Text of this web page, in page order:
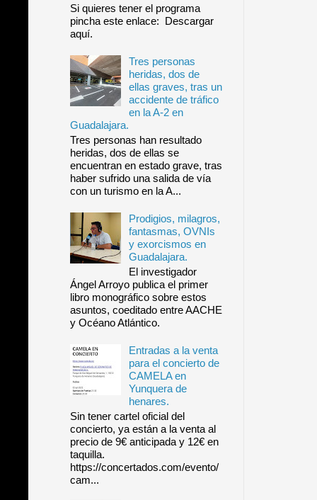
Si quieres tener el programa
pincha este enlace: Descargar
aquí.
Tres personas
heridas, dos de
ellas graves, tras un
accidente de tráfico
en la A-2 en
Guadalajara.
Tres personas han resultado
heridas, dos de ellas se
encuentran en estado grave, tras
haber sufrido una salida de vía
con un turismo en la A...
Prodigios, milagros,
fantasmas, OVNIs
y exorcismos en
Guadalajara.
El investigador
Ángel Arroyo publica el primer
libro monográfico sobre estos
asuntos, coeditado entre AACHE
y Océano Atlántico.
Entradas a la venta
para el concierto de
CAMELA en
Yunquera de
henares.
Sin tener cartel oficial del
concierto, ya están a la venta al
precio de 9€ anticipada y 12€ en
taquilla.
https://concertados.com/evento/
cam...